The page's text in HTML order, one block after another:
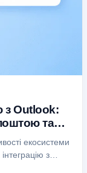
з Outlook:
та
екосистеми
з